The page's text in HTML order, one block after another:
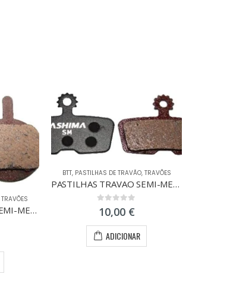
TRAVÕES
PASTILHAS TRAVAO SEMI-METAL PROMAX
BTT, PASTILHAS DE TRAVÃO, TRAVÕES
PASTILHAS TRAVAO SEMI-METAL AVID CODE R
0out of 5
10,00 €
ADICIONAR